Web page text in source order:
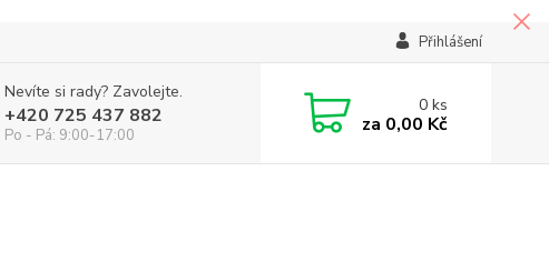
Přihlášení
Nevíte si rady? Zavolejte.
+420 725 437 882
Po - Pá: 9:00-17:00
0ks
za 0,00 Kč